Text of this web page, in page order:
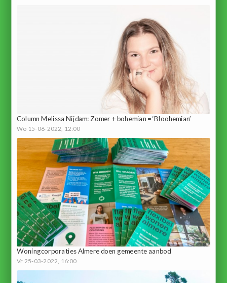
Column Melissa Nijdam: Zomer + bohemian = ‘Bloohemian’
Wo 15-06-2022, 12:00
Woningcorporaties Almere doen gemeente aanbod
Vr 25-03-2022, 16:00